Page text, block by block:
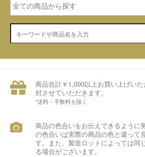
商品合計￥1,000以上お買い上げい
封させていただきます。
*送料・手数料を除く
商品の色合いをお伝えできるように
の色合いは実際の商品の色と違って
す。また、製造ロットによっては同
る場合がございます。